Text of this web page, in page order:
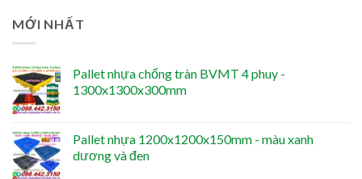
MỚI NHẤT
Pallet nhựa chống tràn BVMT 4 phuy -
1300x1300x300mm
Pallet nhựa 1200x1200x150mm - màu xanh
dương và đen